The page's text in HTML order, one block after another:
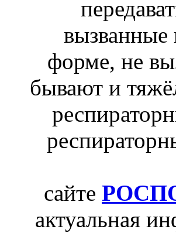
вызванные
форме, не
бывают и
сайте
актуальная